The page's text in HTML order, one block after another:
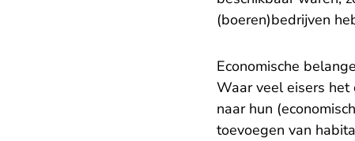
(boeren)bedrijven
Economische
Waar veel eisers
naar hun
toevoegen van